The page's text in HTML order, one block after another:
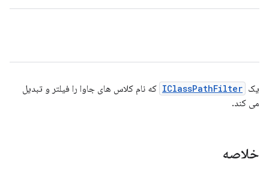
یک IClassPathFilter که نام کلاس های جاوا را فیلتر و تبدیل
می کند.
خلاصه